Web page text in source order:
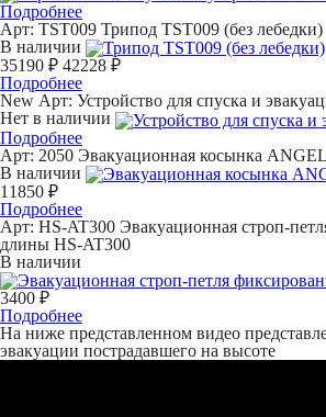
Подробнее
Арт: TST009 Трипод TST009 (без лебедки)
В наличии
35190 ₽ 42228 ₽
Подробнее
New Арт: Устройство для спуска и
Нет в наличии
Подробнее
Арт: 2050 Эвакуационная косынка ANGEL
В наличии
11850 ₽
Подробнее
Арт: HS-AT300 Эвакуационная строп-
длины HS-AT300
В наличии
3400 ₽
Подробнее
На ниже представленном видео
эвакуации пострадавшего на высоте